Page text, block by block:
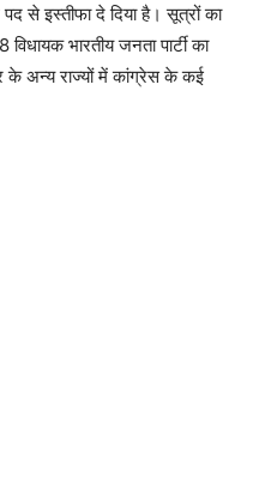
पद से इस्तीफा दे दिया है। सूत्रों का
भारतीय जनता पार्टी का
के अन्य राज्यों में कांग्रेस के कई